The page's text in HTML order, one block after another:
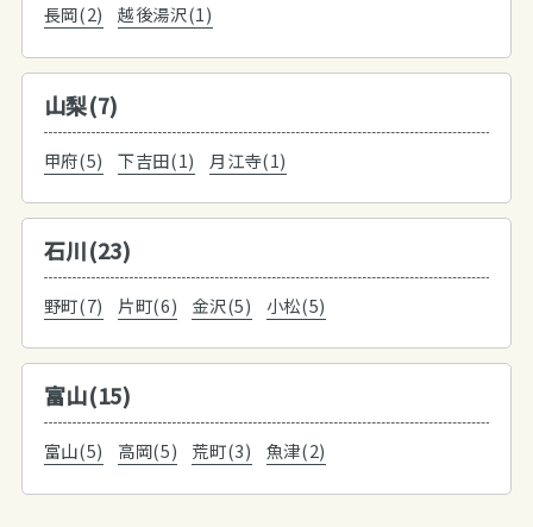
長岡(2)
越後湯沢(1)
山梨(7)
甲府(5) 下吉田(1) 月江寺(1)
石川(23)
野町(7) 片町(6) 金沢(5) 小松(5)
富山(15)
富山(5) 高岡(5) 荒町(3) 魚津(2)